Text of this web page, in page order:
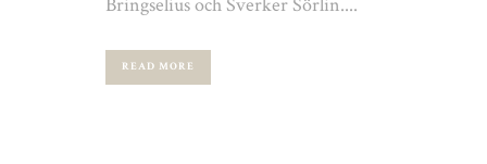
READ MORE